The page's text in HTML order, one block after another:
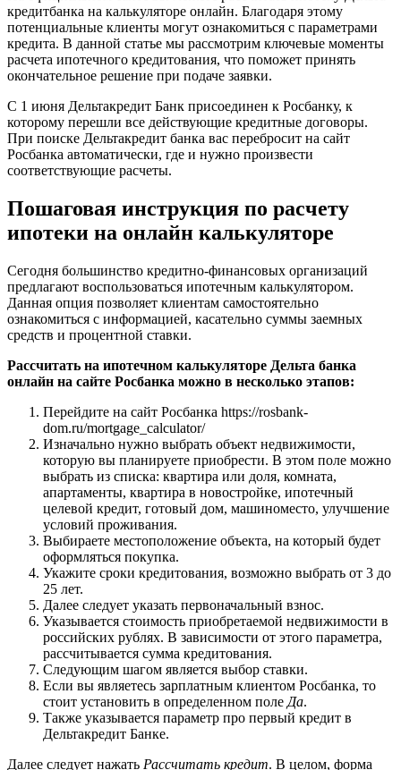
кредитбанка на калькуляторе онлайн. Благодаря этому
потенциальные клиенты могут ознакомиться с параметрами
кредита. В данной статье мы рассмотрим ключевые моменты
расчета ипотечного кредитования, что поможет принять
окончательное решение при подаче заявки.
С 1 июня Дельтакредит Банк присоединен к Росбанку, к
которому перешли все действующие кредитные договоры.
При поиске Дельтакредит банка вас перебросит на сайт
Росбанка автоматически, где и нужно произвести
соответствующие расчеты.
Пошаговая инструкция по расчету
ипотеки на онлайн калькуляторе
Сегодня большинство кредитно-финансовых организаций
предлагают воспользоваться ипотечным калькулятором.
Данная опция позволяет клиентам самостоятельно
ознакомиться с информацией, касательно суммы заемных
средств и процентной ставки.
Рассчитать на ипотечном калькуляторе Дельта банка
онлайн на сайте Росбанка можно в несколько этапов:
Перейдите на сайт Росбанка https://rosbank-
dom.ru/mortgage_calculator/
Изначально нужно выбрать объект недвижимости,
которую вы планируете приобрести. В этом поле можно
выбрать из списка: квартира или доля, комната,
апартаменты, квартира в новостройке, ипотечный
целевой кредит, готовый дом, машиноместо, улучшение
условий проживания.
Выбираете местоположение объекта, на который будет
оформляться покупка.
Укажите сроки кредитования, возможно выбрать от 3 до
25 лет.
Далее следует указать первоначальный взнос.
Указывается стоимость приобретаемой недвижимости в
российских рублях. В зависимости от этого параметра,
рассчитывается сумма кредитования.
Следующим шагом является выбор ставки.
Если вы являетесь зарплатным клиентом Росбанка, то
стоит установить в определенном поле Да.
Также указывается параметр про первый кредит в
Дельтакредит Банке.
Далее следует нажать Рассчитать кредит. В целом, форма